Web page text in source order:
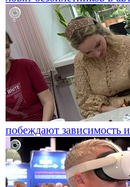
побеждают зависимость